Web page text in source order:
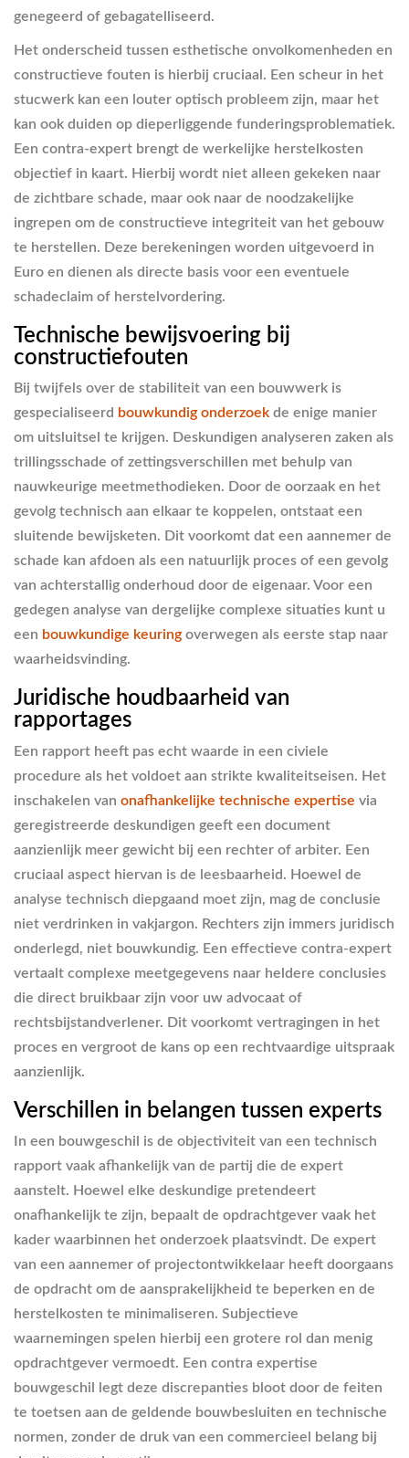
genegeerd of gebagatelliseerd.
Het onderscheid tussen esthetische onvolkomenheden en
constructieve fouten is hierbij cruciaal. Een scheur in het
stucwerk kan een louter optisch probleem zijn, maar het
kan ook duiden op dieperliggende funderingsproblematiek.
Een contra-expert brengt de werkelijke herstelkosten
objectief in kaart. Hierbij wordt niet alleen gekeken naar
de zichtbare schade, maar ook naar de noodzakelijke
ingrepen om de constructieve integriteit van het gebouw
te herstellen. Deze berekeningen worden uitgevoerd in
Euro en dienen als directe basis voor een eventuele
schadeclaim of herstelvordering.
Technische bewijsvoering bij
constructiefouten
Bij twijfels over de stabiliteit van een bouwwerk is
gespecialiseerd bouwkundig onderzoek de enige manier
om uitsluitsel te krijgen. Deskundigen analyseren zaken als
trillingsschade of zettingsverschillen met behulp van
nauwkeurige meetmethodieken. Door de oorzaak en het
gevolg technisch aan elkaar te koppelen, ontstaat een
sluitende bewijsketen. Dit voorkomt dat een aannemer de
schade kan afdoen als een natuurlijk proces of een gevolg
van achterstallig onderhoud door de eigenaar. Voor een
gedegen analyse van dergelijke complexe situaties kunt u
een bouwkundige keuring overwegen als eerste stap naar
waarheidsvinding.
Juridische houdbaarheid van
rapportages
Een rapport heeft pas echt waarde in een civiele
procedure als het voldoet aan strikte kwaliteitseisen. Het
inschakelen van onafhankelijke technische expertise via
geregistreerde deskundigen geeft een document
aanzienlijk meer gewicht bij een rechter of arbiter. Een
cruciaal aspect hiervan is de leesbaarheid. Hoewel de
analyse technisch diepgaand moet zijn, mag de conclusie
niet verdrinken in vakjargon. Rechters zijn immers juridisch
onderlegd, niet bouwkundig. Een effectieve contra-expert
vertaalt complexe meetgegevens naar heldere conclusies
die direct bruikbaar zijn voor uw advocaat of
rechtsbijstandverlener. Dit voorkomt vertragingen in het
proces en vergroot de kans op een rechtvaardige uitspraak
aanzienlijk.
Verschillen in belangen tussen experts
In een bouwgeschil is de objectiviteit van een technisch
rapport vaak afhankelijk van de partij die de expert
aanstelt. Hoewel elke deskundige pretendeert
onafhankelijk te zijn, bepaalt de opdrachtgever vaak het
kader waarbinnen het onderzoek plaatsvindt. De expert
van een aannemer of projectontwikkelaar heeft doorgaans
de opdracht om de aansprakelijkheid te beperken en de
herstelkosten te minimaliseren. Subjectieve
waarnemingen spelen hierbij een grotere rol dan menig
opdrachtgever vermoedt. Een contra expertise
bouwgeschil legt deze discrepanties bloot door de feiten
te toetsen aan de geldende bouwbesluiten en technische
normen, zonder de druk van een commercieel belang bij